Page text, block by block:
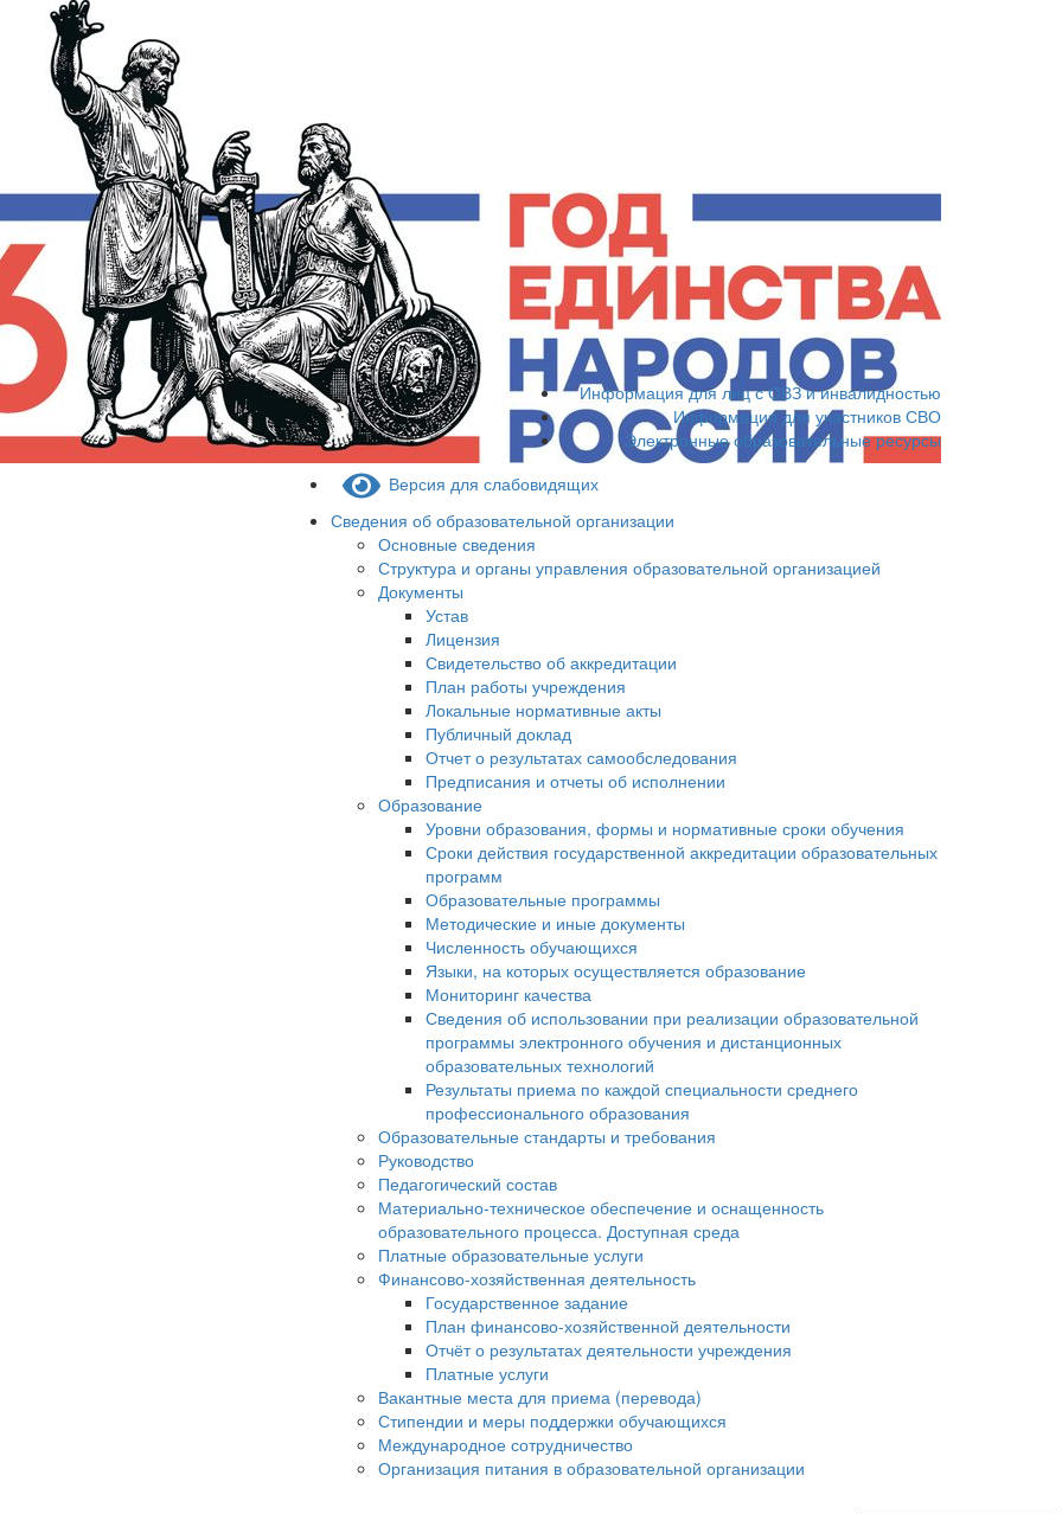
Информация для лиц с ОВЗ и инвалидностью
Информация для участников СВО
Электронные образовательные ресурсы
Версия для слабовидящих
Сведения об образовательной организации
Основные сведения
Структура и органы управления образовательной организацией
Документы
Устав
Лицензия
Свидетельство об аккредитации
План работы учреждения
Локальные нормативные акты
Публичный доклад
Отчет о результатах самообследования
Предписания и отчеты об исполнении
Образование
Уровни образования, формы и нормативные сроки обучения
Сроки действия государственной аккредитации образовательных
программ
Образовательные программы
Методические и иные документы
Численность обучающихся
Языки, на которых осуществляется образование
Мониторинг качества
Сведения об использовании при реализации образовательной
программы электронного обучения и дистанционных
образовательных технологий
Результаты приема по каждой специальности среднего
профессионального образования
Образовательные стандарты и требования
Руководство
Педагогический состав
Материально-техническое обеспечение и оснащенность
образовательного процесса. Доступная среда
Платные образовательные услуги
Финансово-хозяйственная деятельность
Государственное задание
План финансово-хозяйственной деятельности
Отчёт о результатах деятельности учреждения
Платные услуги
Вакантные места для приема (перевода)
Стипендии и меры поддержки обучающихся
Международное сотрудничество
Организация питания в образовательной организации